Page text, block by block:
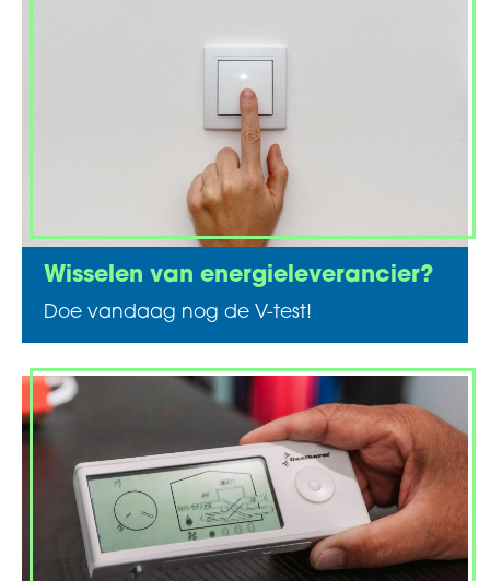
Wisselen van energieleverancier?
Doe vandaag nog de V-test!